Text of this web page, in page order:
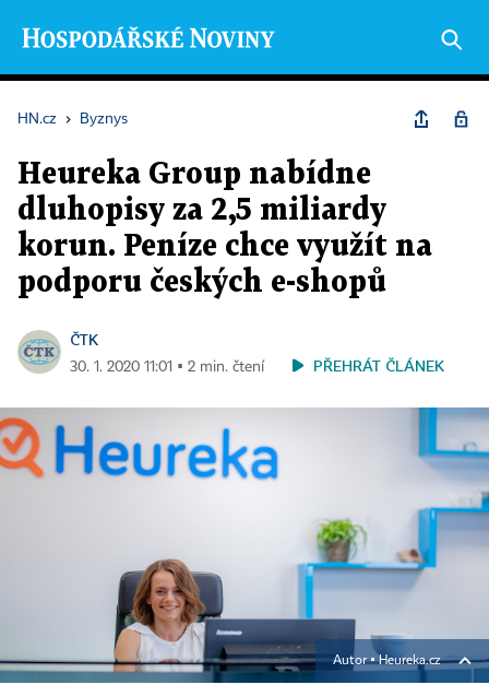
HN.cz › Byznys
Heureka Group nabídne
dluhopisy za 2,5 miliardy
korun. Peníze chce využít na
podporu českých e-shopů
ČTK
30. 1. 2020 11:01 ▪ 2 min. čtení PŘEHRÁT ČLÁNEK
Autor ▪Heureka.cz